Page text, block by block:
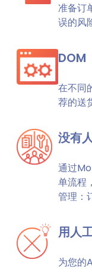
准备订
误的风
DOM
在不同
荐的送
没有
通过
单流程
管理：
用人
为您的